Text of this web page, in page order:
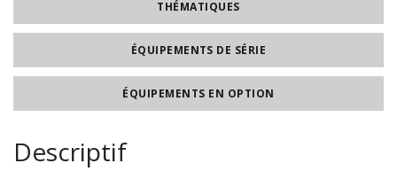
THÉMATIQUES
ÉQUIPEMENTS DE SÉRIE
ÉQUIPEMENTS EN OPTION
Descriptif